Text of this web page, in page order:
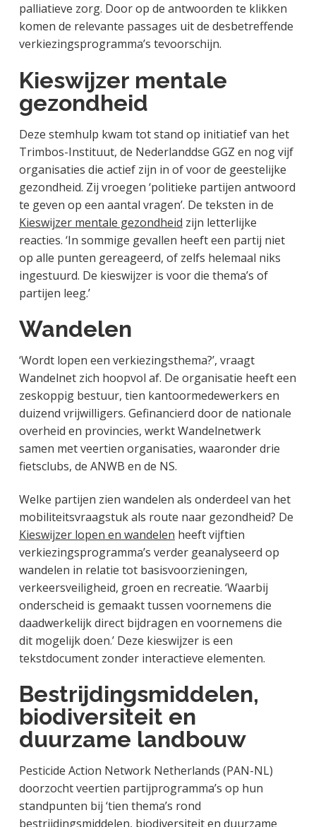
palliatieve zorg. Door op de antwoorden te klikken
komen de relevante passages uit de desbetreffende
verkiezingsprogramma’s tevoorschijn.
Kieswijzer mentale
gezondheid
Deze stemhulp kwam tot stand op initiatief van het
Trimbos-Instituut, de Nederlanddse GGZ en nog vijf
organisaties die actief zijn in of voor de geestelijke
gezondheid. Zij vroegen ‘politieke partijen antwoord
te geven op een aantal vragen’. De teksten in de
Kieswijzer mentale gezondheid zijn letterlijke
reacties. ‘In sommige gevallen heeft een partij niet
op alle punten gereageerd, of zelfs helemaal niks
ingestuurd. De kieswijzer is voor die thema’s of
partijen leeg.’
Wandelen
‘Wordt lopen een verkiezingsthema?’, vraagt
Wandelnet zich hoopvol af. De organisatie heeft een
zeskoppig bestuur, tien kantoormedewerkers en
duizend vrijwilligers. Gefinancierd door de nationale
overheid en provincies, werkt Wandelnetwerk
samen met veertien organisaties, waaronder drie
fietsclubs, de ANWB en de NS.
Welke partijen zien wandelen als onderdeel van het
mobiliteitsvraagstuk als route naar gezondheid? De
Kieswijzer lopen en wandelen heeft vijftien
verkiezingsprogramma’s verder geanalyseerd op
wandelen in relatie tot basisvoorzieningen,
verkeersveiligheid, groen en recreatie. ‘Waarbij
onderscheid is gemaakt tussen voornemens die
daadwerkelijk direct bijdragen en voornemens die
dit mogelijk doen.’ Deze kieswijzer is een
tekstdocument zonder interactieve elementen.
Bestrijdingsmiddelen,
biodiversiteit en
duurzame landbouw
Pesticide Action Network Netherlands (PAN-NL)
doorzocht veertien partijprogramma’s op hun
standpunten bij ‘tien thema’s rond
bestrijdingsmiddelen, biodiversiteit en duurzame